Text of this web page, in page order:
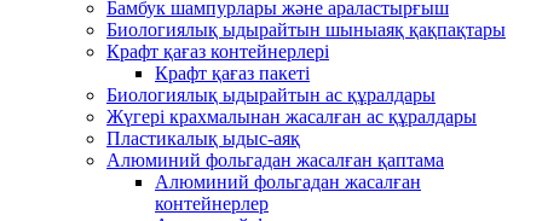
Бамбук шампурлары және араластырғыш
Биологиялық ыдырайтын шыныаяқ қақпақтары
Крафт қағаз контейнерлері
Крафт қағаз пакеті
Биологиялық ыдырайтын ас құралдары
Жүгері крахмалынан жасалған ас құралдары
Пластикалық ыдыс-аяқ
Алюминий фольгадан жасалған қаптама
Алюминий фольгадан жасалған
контейнерлер